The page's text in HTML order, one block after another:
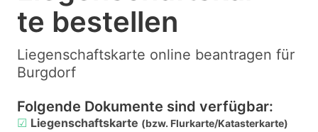
te bestellen
Liegenschaftskarte online beantragen für
Burgdorf
Folgende Dokumente sind verfügbar:
☑ Liegenschaftskarte (bzw. Flurkarte/Katasterkarte)